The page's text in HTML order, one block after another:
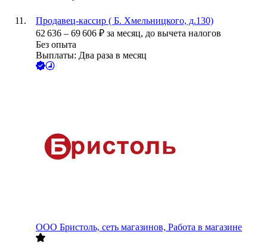
Продавец-кассир ( Б. Хмельницкого, д.130)
62 636 – 69 606 ₽ за месяц, до вычета налогов
Без опыта
Выплаты: Два раза в месяц
ООО Бристоль, сеть магазинов, Работа в магазине